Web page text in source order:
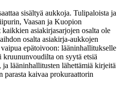
sisältyä aukkoja. Tulipaloista ja
Vaasan ja Kuopion
asiakirjasarjojen osalta ole
osalta asiakirja-aukkojen
epätoivoon: lääninhallitukselle
kruununvoudilta on syytä etsiä
lääninhallitusten lähettämiä kirjeitä
kaivaa prokuraattorin